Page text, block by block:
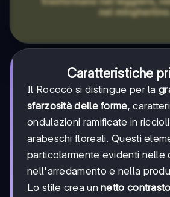
Caratteristiche
Il Rococò si distingue per la
sfarzosità delle forme,
ondulazioni ramificate in
arabeschi floreali. Questi
particolarmente evidenti nelle
nell'arredamento e nella
Lo stile crea unnetto